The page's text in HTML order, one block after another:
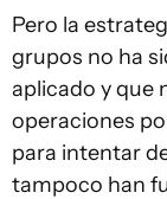
Pero la
grupos no ha
aplicado y que
operaciones
para intentar
tampoco han